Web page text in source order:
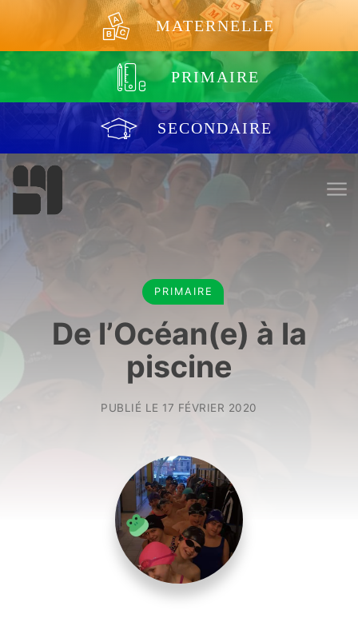
MATERNELLE
PRIMAIRE
SECONDAIRE
PRIMAIRE
De l’Océan(e) à la
piscine
PUBLIÉ LE 17 FÉVRIER 2020